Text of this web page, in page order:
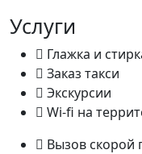
Услуги
Глажка и
Заказ такси
Экскурсии
Wi-fi на
Вызов